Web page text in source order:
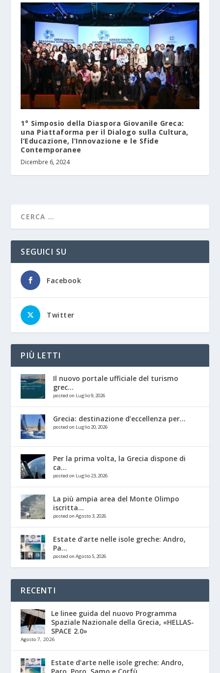
1° Simposio della Diaspora Giovanile Greca:
una Piattaforma per il Dialogo sulla Cultura,
l’Educazione, l’Innovazione e le Sfide
Contemporanee
Dicembre 6, 2024
SEGUICI SU
Facebook
Twitter
PIÙ LETTI
Il nuovo portale ufficiale del turismo
grec...
posted on Luglio 9, 2026
Grecia: destinazione d’eccellenza per...
posted on Luglio 20, 2026
Per la prima volta, la Grecia dispone di
ca...
posted on Luglio 23, 2026
La più ampia area del Monte Olimpo
iscritta...
posted on Agosto 3, 2026
Estate d’arte nelle isole greche: Andro,
Pa...
posted on Agosto 5, 2026
RECENTI
Le linee guida del nuovo Programma
Spaziale Nazionale della Grecia, «HELLAS-
SPACE 2.0»
Agosto 7, 2026
Estate d’arte nelle isole greche: Andro,